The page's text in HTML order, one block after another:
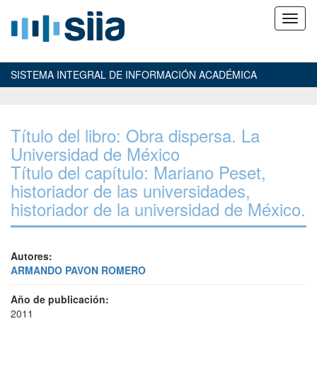
SISTEMA INTEGRAL DE INFORMACIÓN ACADÉMICA
Título del libro: Obra dispersa. La
Universidad de México
Título del capítulo: Mariano Peset,
historiador de las universidades,
historiador de la universidad de México.
Autores:
ARMANDO PAVON ROMERO
Año de publicación:
2011